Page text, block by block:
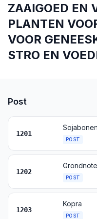
ZAAIGOED EN
PLANTEN
VOOR
STRO EN
Post
1201
POST
1202
POST
1203
Kopra
POST